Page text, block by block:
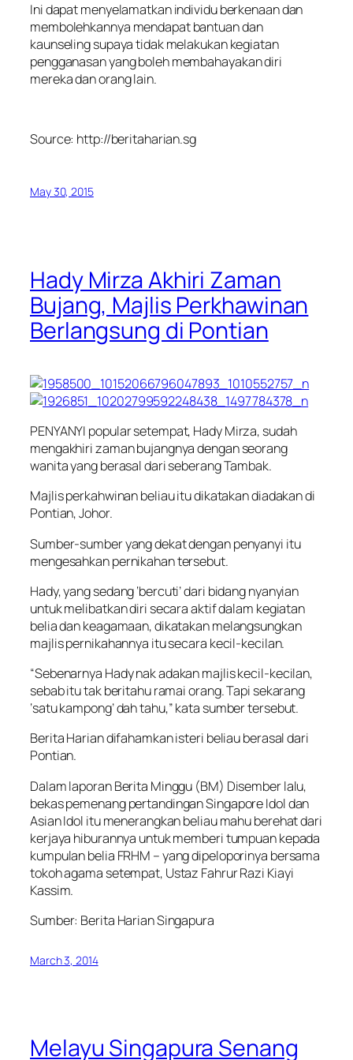
Ini dapat menyelamatkan individu berkenaan dan
membolehkannya mendapat bantuan dan
kaunseling supaya tidak melakukan kegiatan
pengganasan yang boleh membahayakan diri
mereka dan orang lain.
Source: http://beritaharian.sg
May 30, 2015
Hady Mirza Akhiri Zaman
Bujang, Majlis Perkhawinan
Berlangsung di Pontian
PENYANYI popular setempat, Hady Mirza, sudah
mengakhiri zaman bujangnya dengan seorang
wanita yang berasal dari seberang Tambak.
Majlis perkahwinan beliau itu dikatakan diadakan di
Pontian, Johor.
Sumber-sumber yang dekat dengan penyanyi itu
mengesahkan pernikahan tersebut.
Hady, yang sedang ‘bercuti’ dari bidang nyanyian
untuk melibatkan diri secara aktif dalam kegiatan
belia dan keagamaan, dikatakan melangsungkan
majlis pernikahannya itu secara kecil-kecilan.
“Sebenarnya Hady nak adakan majlis kecil-kecilan,
sebab itu tak beritahu ramai orang. Tapi sekarang
‘satu kampong’ dah tahu,” kata sumber tersebut.
Berita Harian difahamkan isteri beliau berasal dari
Pontian.
Dalam laporan Berita Minggu (BM) Disember lalu,
bekas pemenang pertandingan Singapore Idol dan
Asian Idol itu menerangkan beliau mahu berehat dari
kerjaya hiburannya untuk memberi tumpuan kepada
kumpulan belia FRHM – yang dipeloporinya bersama
tokoh agama setempat, Ustaz Fahrur Razi Kiayi
Kassim.
Sumber: Berita Harian Singapura
March 3, 2014
Melayu Singapura Senang